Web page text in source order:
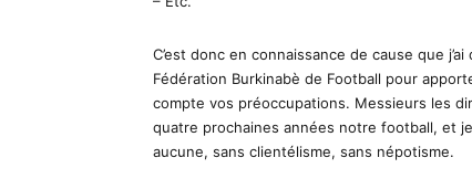
C’est donc en connaissance de cause que
Fédération Burkinabè de Football pour
compte vos préoccupations. Messieurs les
quatre prochaines années notre football, et
aucune, sans clientélisme, sans népotisme.